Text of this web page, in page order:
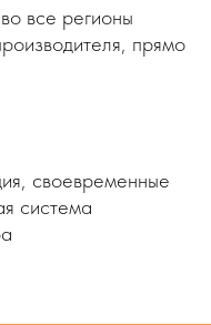
все регионы
прямо
своевременные
система